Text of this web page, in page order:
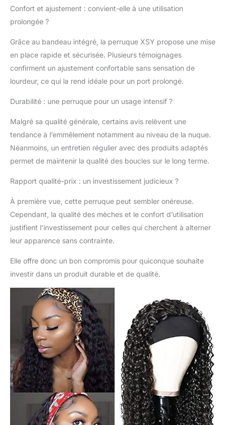
perruque avec
57 cm) avec 4 peignes.
Facile à régler et
confortable à porter.
Mode d'emploi : facile à
porter et montre votre
propre ligne de
est fabriqué en soie
glacée élastique de
doux, confortable et
respirant. Contenu du
bandeau + 1 bonnet de
cils + 1 bandeau
(couleur aléatoire).
Confort et ajustement : convient-elle à une utilisation
prolongée ?
Grâce au bandeau intégré, la perruque XSY propose une mise
en place rapide et sécurisée. Plusieurs témoignages
confirment un ajustement confortable sans sensation de
lourdeur, ce qui la rend idéale pour un port prolongé.
Durabilité : une perruque pour un usage intensif ?
Malgré sa qualité générale, certains avis relèvent une
tendance à l’emmêlement notamment au niveau de la nuque.
Néanmoins, un entretien régulier avec des produits adaptés
permet de maintenir la qualité des boucles sur le long terme.
Rapport qualité-prix : un investissement judicieux ?
À première vue, cette perruque peut sembler onéreuse.
Cependant, la qualité des mèches et le confort d’utilisation
justifient l’investissement pour celles qui cherchent à alterner
leur apparence sans contrainte.
Elle offre donc un bon compromis pour quiconque souhaite
investir dans un produit durable et de qualité.